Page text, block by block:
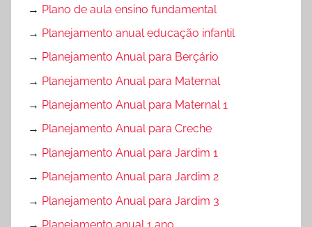
→ Plano de aula ensino fundamental
→ Planejamento anual educação infantil
→ Planejamento Anual para Berçário
→ Planejamento Anual para Maternal
→ Planejamento Anual para Maternal 1
→ Planejamento Anual para Creche
→ Planejamento Anual para Jardim 1
→ Planejamento Anual para Jardim 2
→ Planejamento Anual para Jardim 3